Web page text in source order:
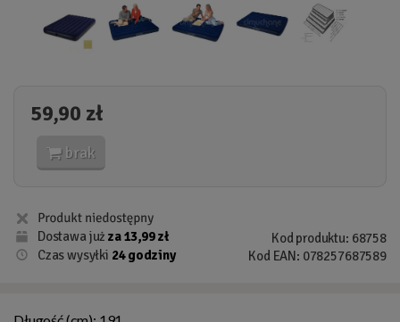
59,90 zł
brak
Dostawa jużza 13,99 zł
Czas wysyłki 24 godziny
Kod produktu: 68758
Kod EAN: 078257687589